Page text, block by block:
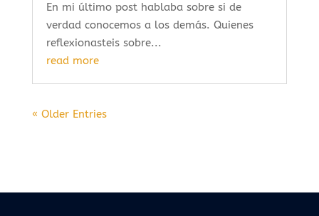
En mi último post hablaba sobre si de
verdad conocemos a los demás. Quienes
reflexionasteis sobre...
read more
« Older Entries